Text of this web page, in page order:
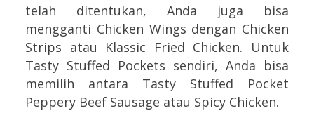
telah ditentukan, Anda juga bisa
mengganti Chicken Wings dengan Chicken
Strips atau Klassic Fried Chicken. Untuk
Tasty Stuffed Pockets sendiri, Anda bisa
memilih antara Tasty Stuffed Pocket
Peppery Beef Sausage atau Spicy Chicken.